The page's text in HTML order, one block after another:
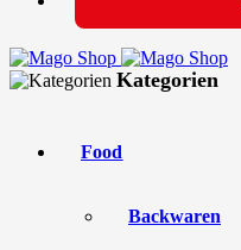
Kategorien
Food
Backwaren